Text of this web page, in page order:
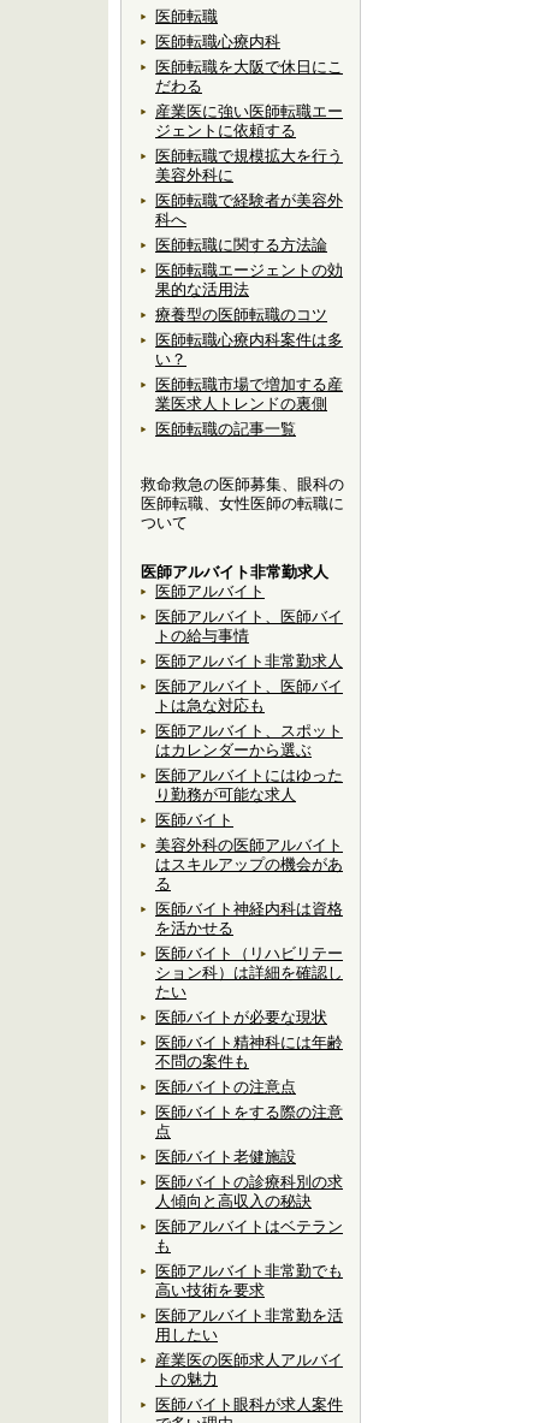
医師転職
医師転職心療内科
医師転職を大阪で休日にこ
だわる
産業医に強い医師転職エー
ジェントに依頼する
医師転職で規模拡大を行う
美容外科に
医師転職で経験者が美容外
科へ
医師転職に関する方法論
医師転職エージェントの効
果的な活用法
療養型の医師転職のコツ
医師転職心療内科案件は多
い？
医師転職市場で増加する産
業医求人トレンドの裏側
医師転職の記事一覧
救命救急の医師募集、眼科の
医師転職、女性医師の転職に
ついて
医師アルバイト非常勤求人
医師アルバイト
医師アルバイト、医師バイ
トの給与事情
医師アルバイト非常勤求人
医師アルバイト、医師バイ
トは急な対応も
医師アルバイト、スポット
はカレンダーから選ぶ
医師アルバイトにはゆった
り勤務が可能な求人
医師バイト
美容外科の医師アルバイト
はスキルアップの機会があ
る
医師バイト神経内科は資格
を活かせる
医師バイト（リハビリテー
ション科）は詳細を確認し
たい
医師バイトが必要な現状
医師バイト精神科には年齢
不問の案件も
医師バイトの注意点
医師バイトをする際の注意
点
医師バイト老健施設
医師バイトの診療科別の求
人傾向と高収入の秘訣
医師アルバイトはベテラン
も
医師アルバイト非常勤でも
高い技術を要求
医師アルバイト非常勤を活
用したい
産業医の医師求人アルバイ
トの魅力
医師バイト眼科が求人案件